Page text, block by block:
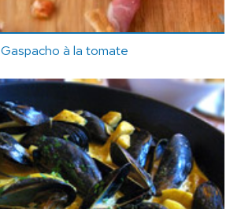
Gaspacho à la tomate